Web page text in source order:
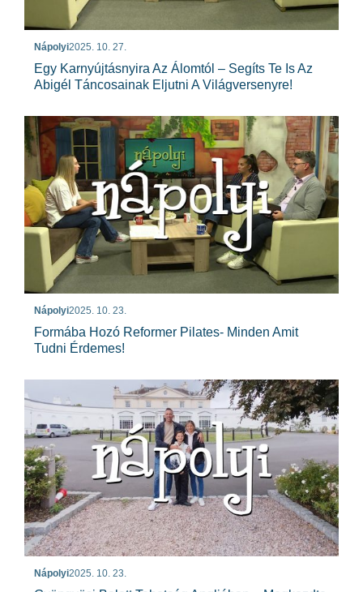
Nápolyi2025. 10. 27.
Egy Karnyújtásnyira Az Álomtól – Segíts Te Is Az
Abigél Táncosainak Eljutni A Világversenyre!
Nápolyi2025. 10. 23.
Formába Hozó Reformer Pilates- Minden Amit
Tudni Érdemes!
Nápolyi2025. 10. 23.